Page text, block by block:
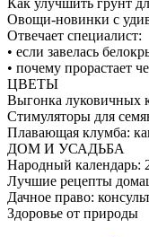
Как улучшить грунт
Овощи-новинки с
Отвечает специалист:
• если завелась
• почему прорастает
ЦВЕТЫ
Выгонка луковичных
Стимуляторы для
Плавающая клумба:
ДОМ И УСАДЬБА
Народный календарь:
Лучшие рецепты
Дачное право:
Здоровье от природы